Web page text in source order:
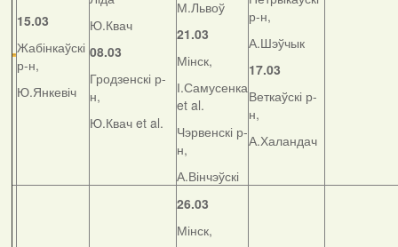
15.03
Жабінкаўскі
р-н,
Ю.Янкевіч
Ю.Квач
08.03
Гродзенскі р-
н,
Ю.Квач et al.
М.Львоў
21.03
Мінск,
І.Самусенка
et al.
Чэрвенскі р-
н,
А.Вінчэўскі
р-н,
А.Шэўчык
17.03
Веткаўскі р-
н,
А.Халандач
26.03
Мінск,